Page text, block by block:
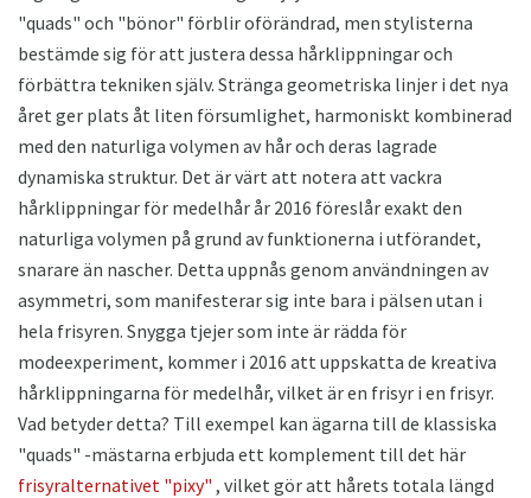
"quads" och "bönor" förblir oförändrad, men stylisterna
bestämde sig för att justera dessa hårklippningar och
förbättra tekniken själv. Stränga geometriska linjer i det nya
året ger plats åt liten försumlighet, harmoniskt kombinerad
med den naturliga volymen av hår och deras lagrade
dynamiska struktur. Det är värt att notera att vackra
hårklippningar för medelhår år 2016 föreslår exakt den
naturliga volymen på grund av funktionerna i utförandet,
snarare än nascher. Detta uppnås genom användningen av
asymmetri, som manifesterar sig inte bara i pälsen utan i
hela frisyren. Snygga tjejer som inte är rädda för
modeexperiment, kommer i 2016 att uppskatta de kreativa
hårklippningarna för medelhår, vilket är en frisyr i en frisyr.
Vad betyder detta? Till exempel kan ägarna till de klassiska
"quads" -mästarna erbjuda ett komplement till det här
frisyralternativet "pixy" , vilket gör att hårets totala längd